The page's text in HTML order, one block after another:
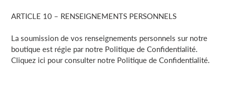
ARTICLE 10 – RENSEIGNEMENTS PERSONNELS
La soumission de vos renseignements personnels sur notre
boutique est régie par notre Politique de Confidentialité.
Cliquez ici pour consulter notre Politique de Confidentialité.